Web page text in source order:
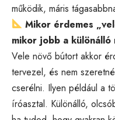
működik, máris
Mikor érdemes
mikor jobb a különálló
Vele növő bútort akkor
tervezel, és nem
cserélni. Ilyen például a
íróasztal. Különálló,